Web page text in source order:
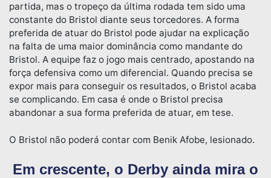
partida, mas o tropeço da última rodada tem sido uma
constante do Bristol diante seus torcedores. A forma
preferida de atuar do Bristol pode ajudar na explicação
na falta de uma maior dominância como mandante do
Bristol. A equipe faz o jogo mais centrado, apostando na
força defensiva como um diferencial. Quando precisa se
expor mais para conseguir os resultados, o Bristol acaba
se complicando. Em casa é onde o Bristol precisa
abandonar a sua forma preferida de atuar, em tese.
O Bristol não poderá contar com Benik Afobe, lesionado.
Em crescente, o Derby ainda mira o